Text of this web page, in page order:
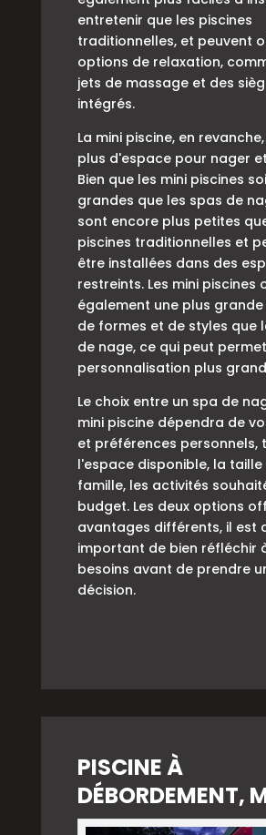
entretenir que les piscines
traditionnelles, et peuvent
options de relaxation,
jets de massage et des
intégrés.
La mini piscine, en
plus d'espace pour nager
Bien que les mini piscines
grandes que les spas de
sont encore plus petites
piscines traditionnelles et
être installées dans des
restreints. Les mini piscines
également une plus
de formes et de styles que
de nage, ce qui peut
personnalisation plus
Le choix entre un spa de
mini piscine dépendra de
et préférences personnels,
l'espace disponible, la taille
famille, les activités
budget. Les deux options
avantages différents, il est
important de bien réfléchir
besoins avant de prendre
décision.
PISCINE À
DÉBORDEMENT,